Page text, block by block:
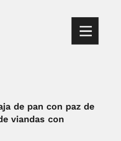
de pan con paz de
viandas con